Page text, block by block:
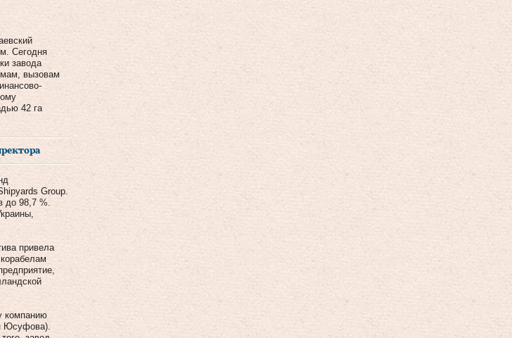
Сегодня
завода
вызовам
42 га
Group.
до 98,7 %.
привела
компанию
Юсуфова).